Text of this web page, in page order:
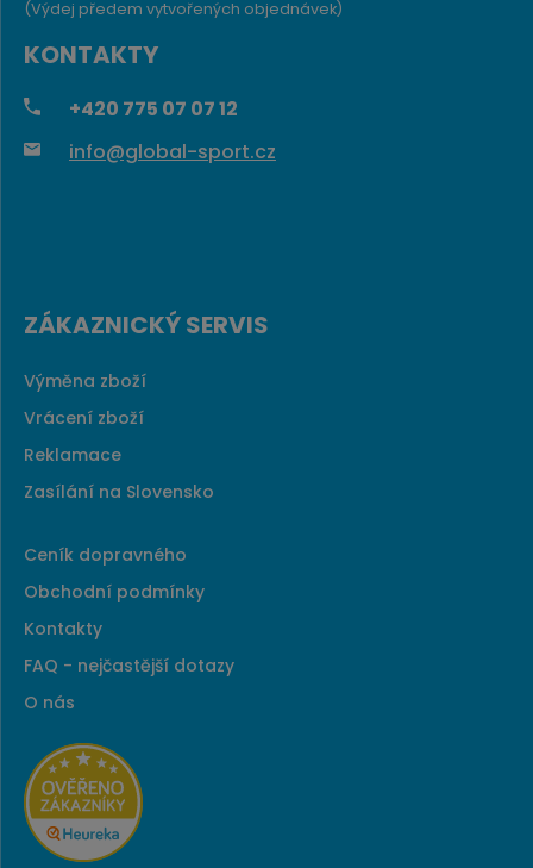
KONTAKTY
+420 775 07 07 12
info@global-sport.cz
(Výdej předem vytvořených objednávek)
ZÁKAZNICKÝ SERVIS
Výměna zboží
Vrácení zboží
Reklamace
Zasílání na Slovensko
Ceník dopravného
Obchodní podmínky
Kontakty
FAQ - nejčastější dotazy
O nás